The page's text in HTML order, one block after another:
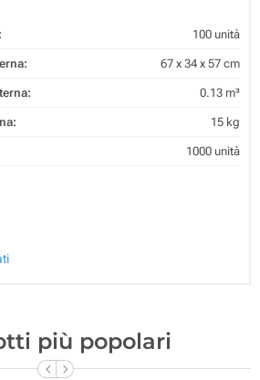
100 unità
67 x 34 x 57 cm
0.13 m³
15 kg
1000 unità
più popolari